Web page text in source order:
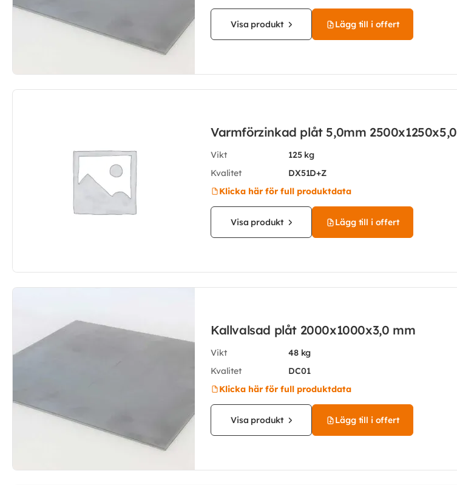
Visa produkt Lägg till i offert
Varmförzinkad plåt 5,0mm
Vikt
125 kg
Kvalitet
DX51D+Z
Klicka här för full produktdata
Visa produkt Lägg till i offert
Kallvalsad plåt 2000x1000x3,0 mm
Vikt
48 kg
Kvalitet
DC01
Klicka här för full produktdata
Visa produkt Lägg till i offert